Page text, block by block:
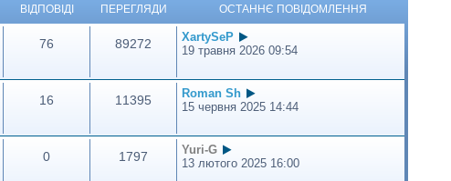
ВІДПОВІДІ ПЕРЕГЛЯДИ ОСТАННЄ ПОВІДОМЛЕННЯ
76 89272
XartySeP
19 травня 2026 09:54
16 11395
Roman Sh
15 червня 2025 14:44
0 1797
Yuri-G
13 лютого 2025 16:00